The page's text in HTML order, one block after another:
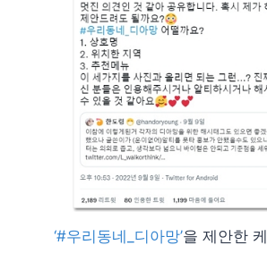
‘#우리동네_디아망’을 제안한